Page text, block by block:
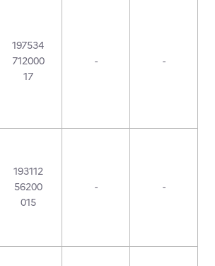
197534
712000
17
- -
193112
56200
015
- -